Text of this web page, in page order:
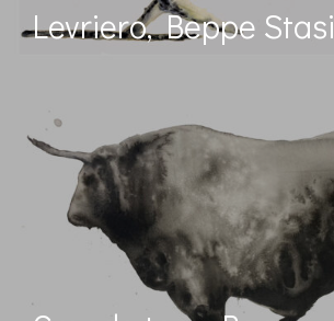
Levriero, Beppe Stasi